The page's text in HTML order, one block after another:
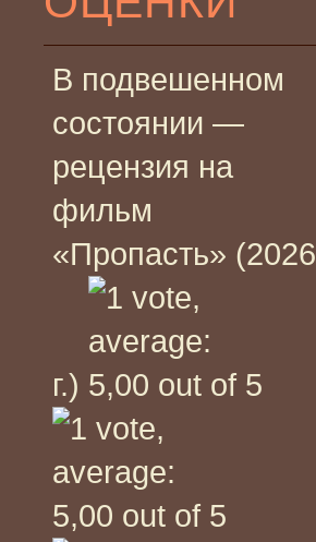
В подвешенном
состоянии —
рецензия на
фильм
«Пропасть» (2026
г.)